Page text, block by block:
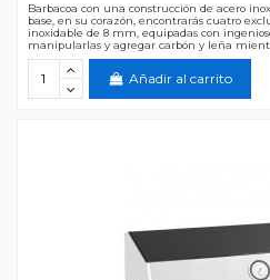
Barbacoa con una construcción de acero
base, en su corazón, encontrarás cuatro
inoxidable de 8 mm, equipadas con
manipularlas y agregar carbón y leña
Añadir al carrito